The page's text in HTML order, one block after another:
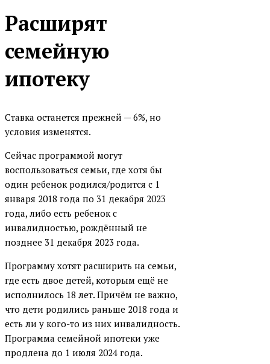
БМ-Банк (бывший Банк
Возрождение)
Всероссийский банк развития
ГЕНБАНК
Инвестторгбанк
Интерпрогрессбанк
КОШЕЛЕВ-БАНК
Кредит Европа Банк
Левобережный
Металлинвестбанк
Московский Индустриальный
банк
Московский кредитный банк
(МКБ)
Москоммерцбанк
МТС банк
Расширят
семейную
ипотеку
Ставка останется прежней — 6%, но
условия изменятся.
Сейчас программой могут
воспользоваться семьи, где хотя бы
один ребенок родился/родится с 1
января 2018 года по 31 декабря 2023
года, либо есть ребенок с
инвалидностью, рождённый не
позднее 31 декабря 2023 года.
Программу хотят расширить на семьи,
где есть двое детей, которым ещё не
исполнилось 18 лет. Причём не важно,
что дети родились раньше 2018 года и
есть ли у кого-то из них инвалидность.
Программа семейной ипотеки уже
продлена до 1 июля 2024 года.